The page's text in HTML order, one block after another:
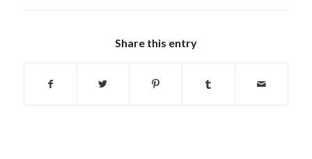
Share this entry